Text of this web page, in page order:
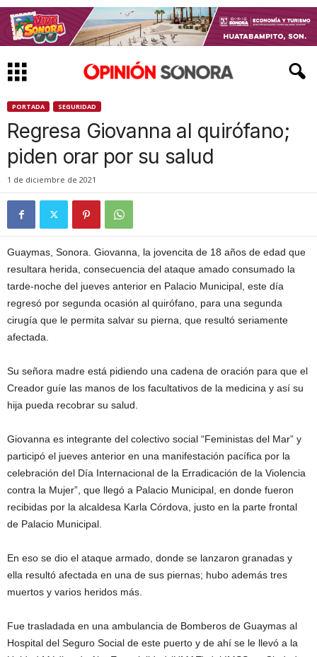
PORTADA SEGURIDAD
Regresa Giovanna al quirófano;
piden orar por su salud
1 de diciembre de 2021
Guaymas, Sonora. Giovanna, la jovencita de 18 años de edad que
resultara herida, consecuencia del ataque amado consumado la
tarde-noche del jueves anterior en Palacio Municipal, este día
regresó por segunda ocasión al quirófano, para una segunda
cirugía que le permita salvar su pierna, que resultó seriamente
afectada.
Su señora madre está pidiendo una cadena de oración para que el
Creador guíe las manos de los facultativos de la medicina y así su
hija pueda recobrar su salud.
Giovanna es integrante del colectivo social “Feministas del Mar” y
participó el jueves anterior en una manifestación pacífica por la
celebración del Día Internacional de la Erradicación de la Violencia
contra la Mujer”, que llegó a Palacio Municipal, en donde fueron
recibidas por la alcaldesa Karla Córdova, justo en la parte frontal
de Palacio Municipal.
En eso se dio el ataque armado, donde se lanzaron granadas y
ella resultó afectada en una de sus piernas; hubo además tres
muertos y varios heridos más.
Fue trasladada en una ambulancia de Bomberos de Guaymas al
Hospital del Seguro Social de este puerto y de ahí se le llevó a la